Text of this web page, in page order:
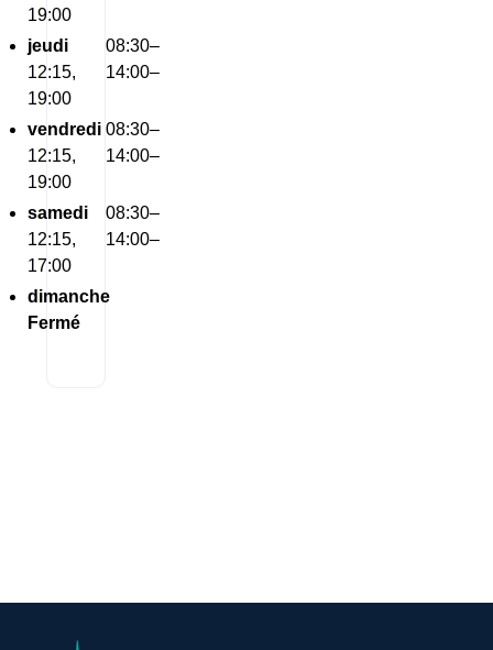
19:00
jeudi08:30–
12:15, 14:00–
19:00
vendredi08:30–
12:15, 14:00–
19:00
samedi08:30–
12:15, 14:00–
17:00
dimanche
Fermé